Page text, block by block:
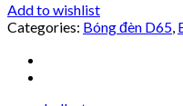
Add to wishlist
Categories: Bóng đèn D65,